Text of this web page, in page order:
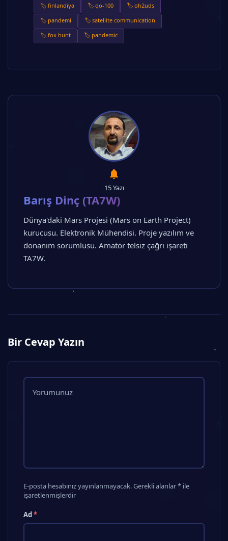
🏷️ finlandiya
🏷️ qo-100
🏷️ oh2uds
🏷️ pandemi
🏷️ satellite communication
🏷️ fox hunt
🏷️ pandemic
15 Yazı
Barış Dinç (TA7W)
Dünya'daki Mars Projesi (Mars on Earth Project)
kurucusu. Elektronik Mühendisi. Proje yazılım ve
donanım sorumlusu. Amatör telsiz çağrı işareti
TA7W.
Bir Cevap Yazın
E-posta hesabınız yayınlanmayacak. Gerekli alanlar * ile
işaretlenmişlerdir
Ad*